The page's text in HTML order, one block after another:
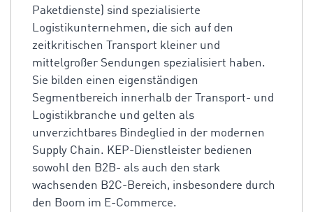
Paketdienste) sind spezialisierte
Logistikunternehmen, die sich auf den
zeitkritischen Transport kleiner und
mittelgroßer Sendungen spezialisiert haben.
Sie bilden einen eigenständigen
Segmentbereich innerhalb der Transport- und
Logistikbranche und gelten als
unverzichtbares Bindeglied in der modernen
Supply Chain. KEP-Dienstleister bedienen
sowohl den B2B- als auch den stark
wachsenden B2C-Bereich, insbesondere durch
den Boom im E-Commerce.